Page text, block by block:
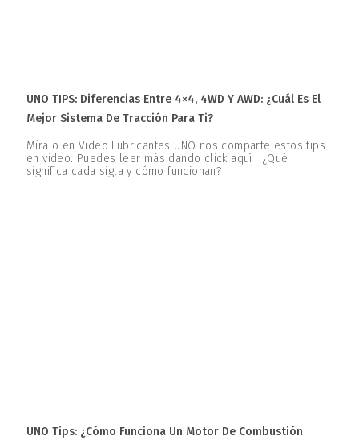
UNO TIPS: Diferencias Entre 4×4, 4WD Y AWD: ¿Cuál Es El
Mejor Sistema De Tracción Para Ti?
Míralo en Video Lubricantes UNO nos comparte estos tips
en video. Puedes leer más dando click aquí ¿Qué
significa cada sigla y cómo funcionan?
UNO Tips: ¿Cómo Funciona Un Motor De Combustión